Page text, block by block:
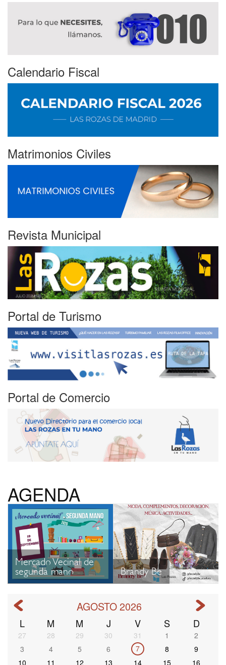
Calendario Fiscal
Matrimonios Civiles
Revista Municipal
Portal de Turismo
Portal de Comercio
AGENDA
Mercado Vecinal de
segunda mano
Brandy Be
AGOSTO 2026
Paginación
L M M J V S D
27 28 29 30 31 1
2
3
4 5 6 7 8
9
10
11 12 13 14 15 16